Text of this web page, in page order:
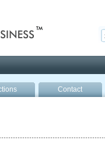
Contact